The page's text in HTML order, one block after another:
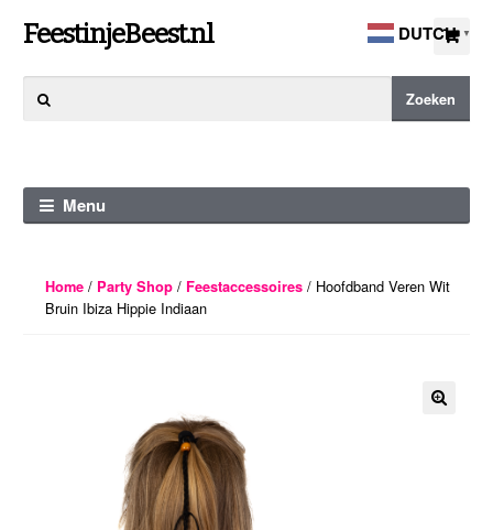
Ga
naar
navigatie
Ga
naar
de
FeestinjeBeest.nl
naar:
Zoeken
Menu
Home/ Party Shop/ Feestaccessoires/ Hoofdband Veren Wit
Bruin Ibiza Hippie Indiaan
DUTCH ▼